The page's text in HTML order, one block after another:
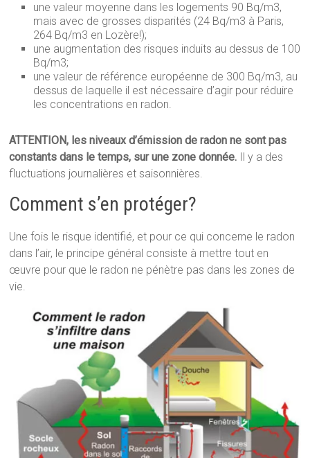
une valeur moyenne dans les logements 90 Bq/m3,
mais avec de grosses disparités (24 Bq/m3 à Paris,
264 Bq/m3 en Lozère!);
une augmentation des risques induits au dessus de 100
Bq/m3;
une valeur de référence européenne de 300 Bq/m3, au
dessus de laquelle il est nécessaire d’agir pour réduire
les concentrations en radon.
ATTENTION, les niveaux d’émission de radon ne sont pas
constants dans le temps, sur une zone donnée. Il y a des
fluctuations journalières et saisonnières.
Comment s’en protéger?
Une fois le risque identifié, et pour ce qui concerne le radon
dans l’air, le principe général consiste à mettre tout en
œuvre pour que le radon ne pénètre pas dans les zones de
vie.